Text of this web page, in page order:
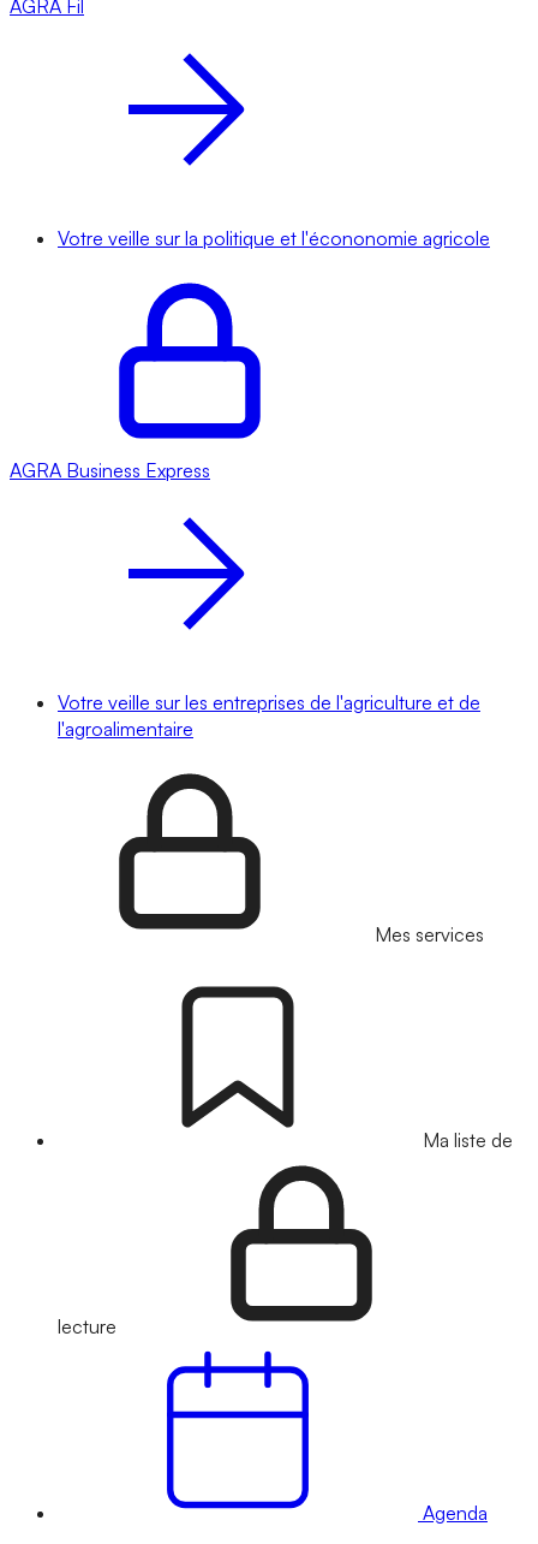
AGRA Fil
Votre veille sur la politique et l'écononomie agricole
AGRA Business Express
Votre veille sur les entreprises de l'agriculture et de
l'agroalimentaire
Mes services
Ma liste de
lecture
Agenda